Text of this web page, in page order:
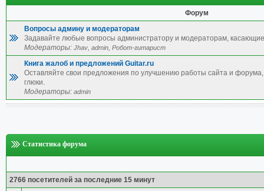
Форум
Вопросы админу и модераторам
Задавайте любые вопросы администратору и модераторам,
Модераторы: Jhav, admin, Робот-гитарист
Книга жалоб и предложений Guitar.ru
Оставляйте свои предложения по улучшению работы сайта и
глюки.
Модераторы: admin
Статистика форума
2766 посетителей за последние 15 минут